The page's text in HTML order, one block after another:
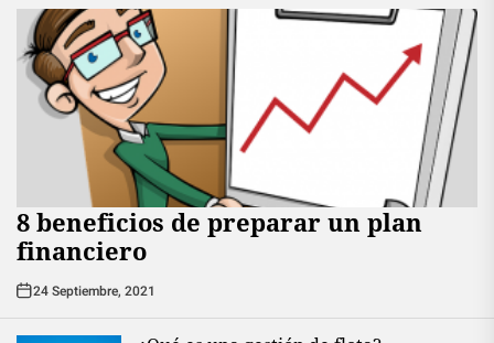
8 beneficios de preparar un plan
financiero
24 Septiembre, 2021